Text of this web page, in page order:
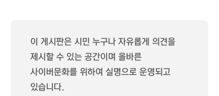
이 게시판은 시민 누구나 자유롭게 의견을
제시할 수 있는 공간이며 올바른
사이버문화를 위하여 실명으로 운영되고
있습니다.